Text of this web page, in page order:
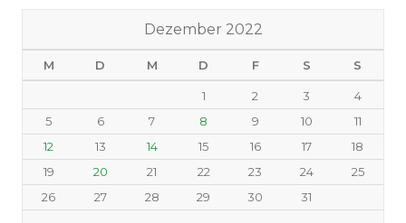
Dezember 2022
M D M D F S S
1 2 3
4
5
6 7 8 9 10
11
12
13 14 15 16 17
18
19
20 21 22 23 24
25
26
27 28 29 30 31